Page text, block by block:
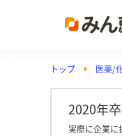
トップ 医薬/
2020年
実際に企業に